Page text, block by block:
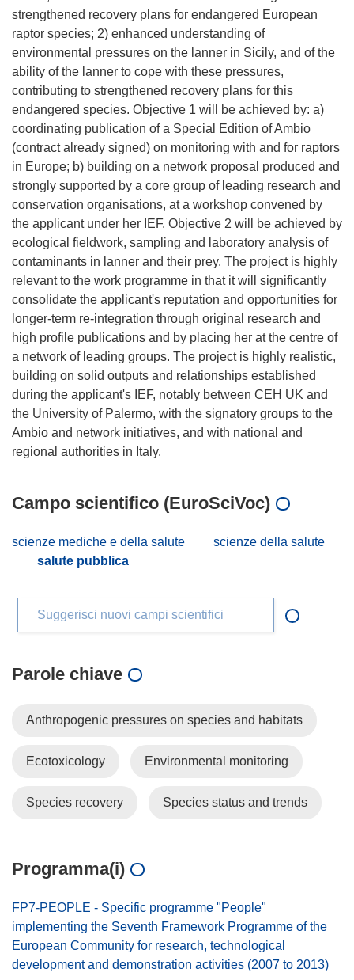
strengthened recovery plans for endangered European
raptor species; 2) enhanced understanding of
environmental pressures on the lanner in Sicily, and of the
ability of the lanner to cope with these pressures,
contributing to strengthened recovery plans for this
endangered species. Objective 1 will be achieved by: a)
coordinating publication of a Special Edition of Ambio
(contract already signed) on monitoring with and for raptors
in Europe; b) building on a network proposal produced and
strongly supported by a core group of leading research and
conservation organisations, at a workshop convened by
the applicant under her IEF. Objective 2 will be achieved by
ecological fieldwork, sampling and laboratory analysis of
contaminants in lanner and their prey. The project is highly
relevant to the work programme in that it will significantly
consolidate the applicant's reputation and opportunities for
longer-term re-integration through original research and
high profile publications and by placing her at the centre of
a network of leading groups. The project is highly realistic,
building on solid outputs and relationships established
during the applicant's IEF, notably between CEH UK and
the University of Palermo, with the signatory groups to the
Ambio and network initiatives, and with national and
Campo scientifico (EuroSciVoc)
scienze mediche e della salute
scienze della salute
salute pubblica
Suggerisci nuovi campi scientifici
Parole chiave
Anthropogenic pressures on species and habitats
Ecotoxicology Environmental monitoring
Species recovery Species status and trends
Programma(i)
FP7-PEOPLE - Specific programme "People"
implementing the Seventh Framework Programme of the
European Community for research, technological
development and demonstration activities (2007 to 2013)